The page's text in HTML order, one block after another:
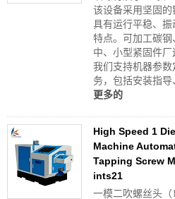
该设备采用坚固的
具有运行平稳、
特点。可加工碳
中、小型紧固件厂
我们支持机器参
务，包括安装指导
更多的
High Speed 1
Machine
Tapping Screw
ints21
一模二吹螺丝头（